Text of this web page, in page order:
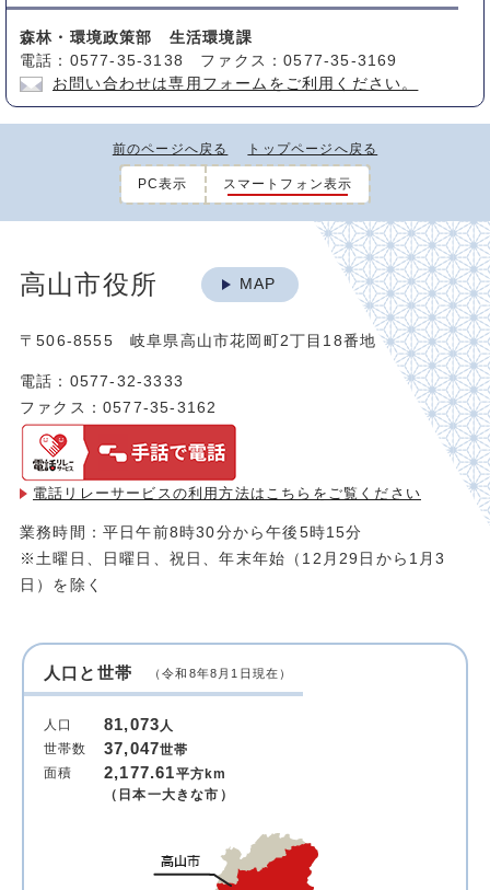
森林・環境政策部 生活環境課
電話：0577-35-3138 ファクス：0577-35-3169
お問い合わせは専用フォームをご利用ください。
前のページへ戻る トップページへ戻る
PC表示 スマートフォン表示
高山市役所 MAP
〒506-8555 岐阜県高山市花岡町2丁目18番地
電話：0577-32-3333
ファクス：0577-35-3162
電話リレーサービスの利用方法は こちらをご覧ください
業務時間：平日午前8時30分から午後5時15分
※土曜日、日曜日、祝日、年末年始（12月29日から1月3
日）を除く
人口と世帯 （令和8年8月1日現在）
人口 81,073人
世帯数
37,047世帯
面積
2,177.61平方km
（日本一大きな市）